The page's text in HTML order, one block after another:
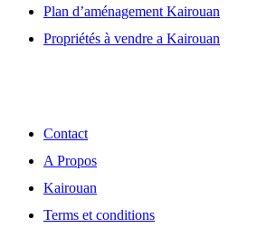
Plan d’aménagement Kairouan
Propriétés à vendre a Kairouan
Contact
A Propos
Kairouan
Terms et conditions